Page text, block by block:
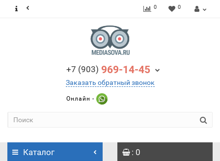
0 0
+7 (903) 969-14-45
Заказать обратный звонок
Онлайн -
Каталог : 0